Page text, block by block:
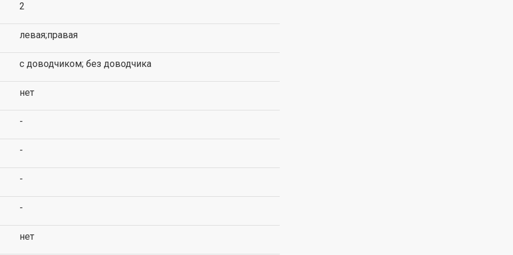
2
левая;правая
с доводчиком; без доводчика
нет
-
-
-
-
нет